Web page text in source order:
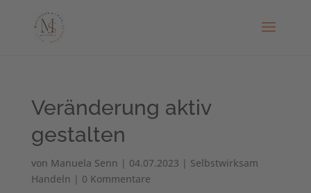
Veränderung aktiv
gestalten
von Manuela Senn | 04.07.2023 | Selbstwirksam
Handeln | 0 Kommentare